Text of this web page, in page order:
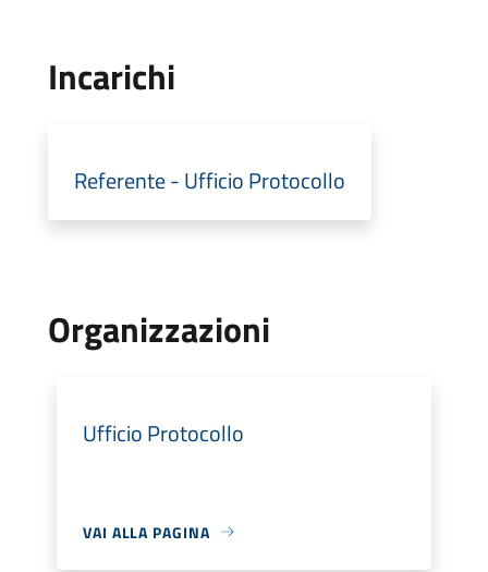
Incarichi
Referente - Ufficio Protocollo
Organizzazioni
Ufficio Protocollo
VAI ALLA PAGINA